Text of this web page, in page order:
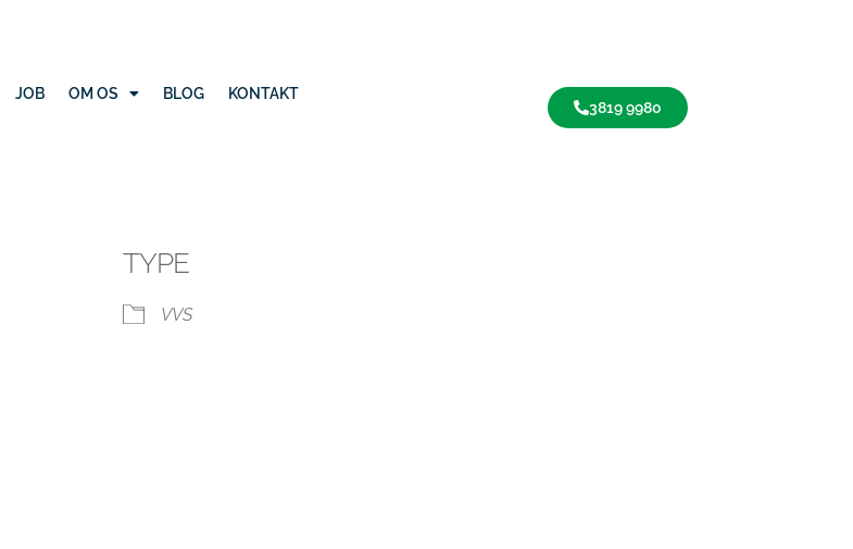
JOB OM OS BLOG
KONTAKT
3819 9980
TYPE
VVS